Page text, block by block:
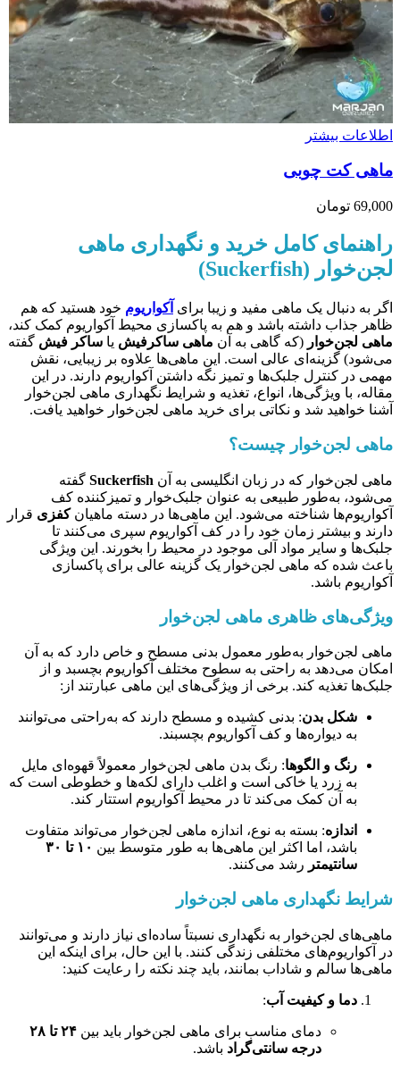
اطلاعات بیشتر
ماهی کت چوبی
69,000 تومان
راهنمای کامل خرید و نگهداری ماهی
لجن‌خوار (Suckerfish)
اگر به دنبال یک ماهی مفید و زیبا برای آکواریوم خود هستید که هم
ظاهر جذاب داشته باشد و هم به پاکسازی محیط آکواریوم کمک کند،
ماهی لجن‌خوار (که گاهی به آن ماهی ساکرفیش یا ساکر فیش گفته
می‌شود) گزینه‌ای عالی است. این ماهی‌ها علاوه بر زیبایی، نقش
مهمی در کنترل جلبک‌ها و تمیز نگه داشتن آکواریوم دارند. در این
مقاله، با ویژگی‌ها، انواع، تغذیه و شرایط نگهداری ماهی لجن‌خوار
آشنا خواهید شد و نکاتی برای خرید ماهی لجن‌خوار خواهید یافت.
ماهی لجن‌خوار چیست؟
ماهی لجن‌خوار که در زبان انگلیسی به آن Suckerfish گفته
می‌شود، به‌طور طبیعی به عنوان جلبک‌خوار و تمیزکننده کف
آکواریوم‌ها شناخته می‌شود. این ماهی‌ها در دسته ماهیانکفزی قرار
دارند و بیشتر زمان خود را در کف آکواریوم سپری می‌کنند تا
جلبک‌ها و سایر مواد آلی موجود در محیط را بخورند. این ویژگی
باعث شده که ماهی لجن‌خوار یک گزینه عالی برای پاکسازی
آکواریوم باشد.
ویژگی‌های ظاهری ماهی لجن‌خوار
ماهی لجن‌خوار به‌طور معمول بدنی مسطح و خاص دارد که به آن
امکان می‌دهد به راحتی به سطوح مختلف آکواریوم بچسبد و از
جلبک‌ها تغذیه کند. برخی از ویژگی‌های این ماهی عبارتند از:
شکل بدن: بدنی کشیده و مسطح دارند که به‌راحتی می‌توانند
به دیواره‌ها و کف آکواریوم بچسبند.
رنگ و الگوها: رنگ بدن ماهی لجن‌خوار معمولاً قهوه‌ای مایل
به زرد یا خاکی است و اغلب دارای لکه‌ها و خطوطی است که
به آن کمک می‌کند تا در محیط آکواریوم استتار کند.
اندازه: بسته به نوع، اندازه ماهی لجن‌خوار می‌تواند متفاوت
باشد، اما اکثر این ماهی‌ها به طور متوسط بین
۱۰ تا ۳۰
سانتیمتر رشد می‌کنند.
شرایط نگهداری ماهی لجن‌خوار
ماهی‌های لجن‌خوار به نگهداری نسبتاً ساده‌ای نیاز دارند و می‌توانند
در آکواریوم‌های مختلفی زندگی کنند. با این حال، برای اینکه این
ماهی‌ها سالم و شاداب بمانند، باید چند نکته را رعایت کنید:
دما و کیفیت آب:
دمای مناسب برای ماهی لجن‌خوار باید بین
۲۴ تا ۲۸
درجه سانتی‌گراد باشد.